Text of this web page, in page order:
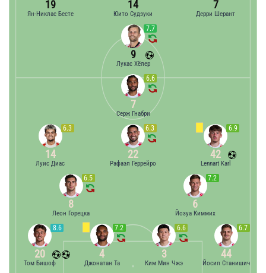
7
Дерри Шерант
14
Юито Судзуки
19
Ян-Никлас Бесте
7.7
9
Лукас Хёлер
8.6
20
Том Бишоф
7.2
4
Джонатан Та
6.6
3
Ким Мин Чжэ
6.7
44
Йосип Станишич
6.5
8
Леон Горецка
7.2
6
Йозуа Киммих
6.3
14
Луис Диас
6.3
22
Рафаэл Геррейро
6.9
42
Lennart Karl
6.6
7
Серж Гнабри